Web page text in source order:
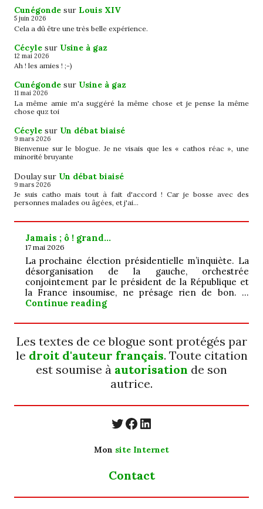
Cunégonde sur Louis XIV
5 juin 2026
Cela a dû être une très belle expérience.
Cécyle sur Usine à gaz
12 mai 2026
Ah ! les amies ! ;-)
Cunégonde sur Usine à gaz
11 mai 2026
La même amie m'a suggéré la même chose et je pense la même
chose quz toi
Cécyle sur Un débat biaisé
9 mars 2026
Bienvenue sur le blogue. Je ne visais que les « cathos réac », une
minorité bruyante
Doulaysur Un débat biaisé
9 mars 2026
Je suis catho mais tout à fait d'accord ! Car je bosse avec des
personnes malades ou âgées, et j'ai…
Jamais ; ô ! grand…
17 mai 2026
La prochaine élection présidentielle m’inquiète. La
désorganisation de la gauche, orchestrée
conjointement par le président de la République et
la France insoumise, ne présage rien de bon. …
Continue readingJamais ; ô ! grand…
Les textes de ce blogue sont protégés par
le droit d'auteur français. Toute citation
est soumise à autorisation de son
autrice.
https://twitter.com/
https://
https://www.linkedin.com/in/cecyle-jung-cyjung/
Mon site Internet
Contact